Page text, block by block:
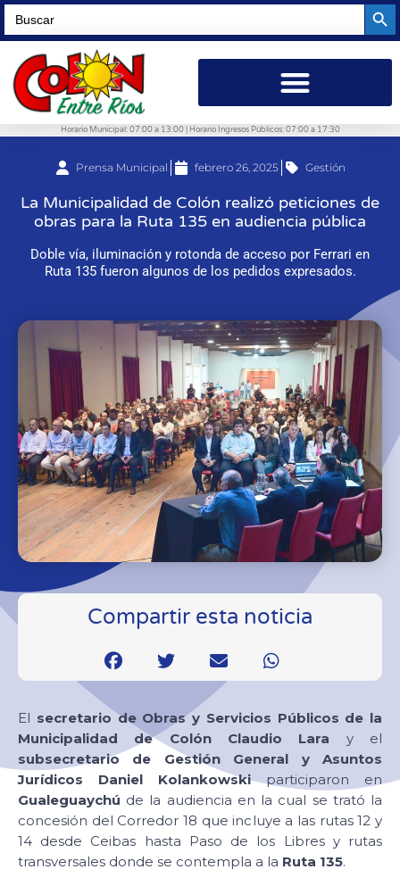
Search
for:
Horario Municipal: 07:00 a 13:00 | Horario Ingresos Públicos: 07:00 a 17:30
Prensa Municipal febrero 26, 2025 Gestión
La Municipalidad de Colón realizó peticiones de
obras para la Ruta 135 en audiencia pública
Doble vía, iluminación y rotonda de acceso por Ferrari en
Ruta 135 fueron algunos de los pedidos expresados.
Compartir esta noticia
El secretario de Obras y Servicios Públicos de la
Municipalidad de Colón Claudio Lara y el
subsecretario de Gestión General y Asuntos
Jurídicos Daniel Kolankowskiparticiparon en
Gualeguaychú de la audiencia en la cual se trató la
concesión del Corredor 18 que incluye a las rutas 12 y
14 desde Ceibas hasta Paso de los Libres y rutas
transversales donde se contempla a la Ruta 135.